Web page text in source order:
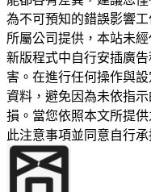
為不可預知的錯誤影響
所屬公司提供，本站未
新版程式中自行安插廣
害。在進行任何操作與
資料，避免因為未依指
損。當您依照本文所提
此注意事項並同意自行